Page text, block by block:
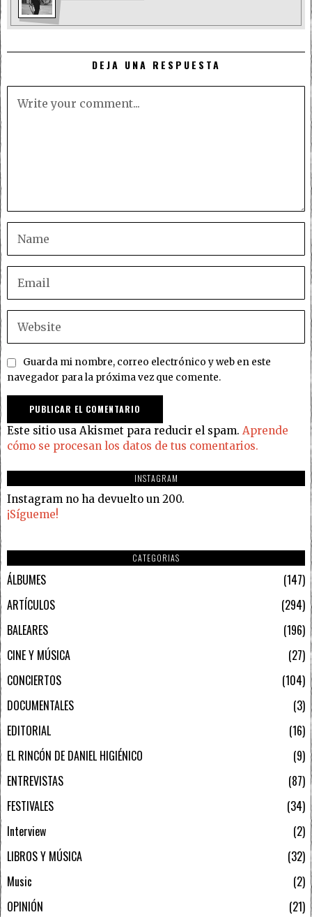
DEJA UNA RESPUESTA
Guarda mi nombre, correo electrónico y web en este
navegador para la próxima vez que comente.
Este sitio usa Akismet para reducir el spam. Aprende
cómo se procesan los datos de tus comentarios.
INSTAGRAM
Instagram no ha devuelto un 200.
¡Sígueme!
CATEGORIAS
ÁLBUMES
147
ARTÍCULOS
294
BALEARES
196
CINE Y MÚSICA
27
CONCIERTOS
104
DOCUMENTALES
3
EDITORIAL
16
EL RINCÓN DE DANIEL HIGIÉNICO
9
ENTREVISTAS
87
FESTIVALES
34
Interview
2
LIBROS Y MÚSICA
32
Music
2
OPINIÓN
21